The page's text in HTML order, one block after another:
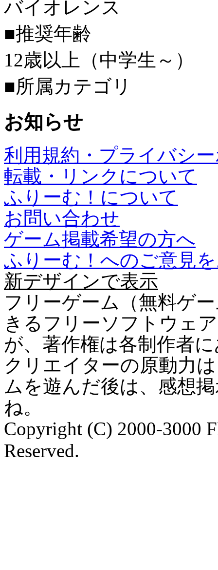
バイオレンス
■推奨年齢
12歳以上（中学生～）
■所属カテゴリ
お知らせ
利用規約・プライバシ
転載・リンクについて
ふりーむ！について
お問い合わせ
ゲーム掲載希望の方へ
ふりーむ！へのご意見
新デザインで表示
フリーゲーム（無料ゲ
きるフリーソフトウェ
が、著作権は各制作者
クリエイターの原動力
ムを遊んだ後は、感想
ね。
Copyright (C) 2000-3000
Reserved.